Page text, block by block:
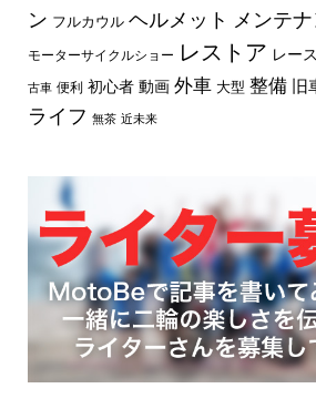
ン フルカウル ヘルメット メンテ
モーターサイクルショー レストア レース
古車 便利 初心者 動画 外車 大型 整備 旧
ライフ 無茶 近未来